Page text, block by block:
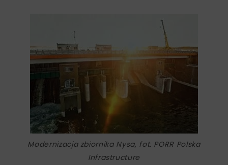
Modernizacja zbiornika Nysa, fot. PORR Polska
Infrastructure